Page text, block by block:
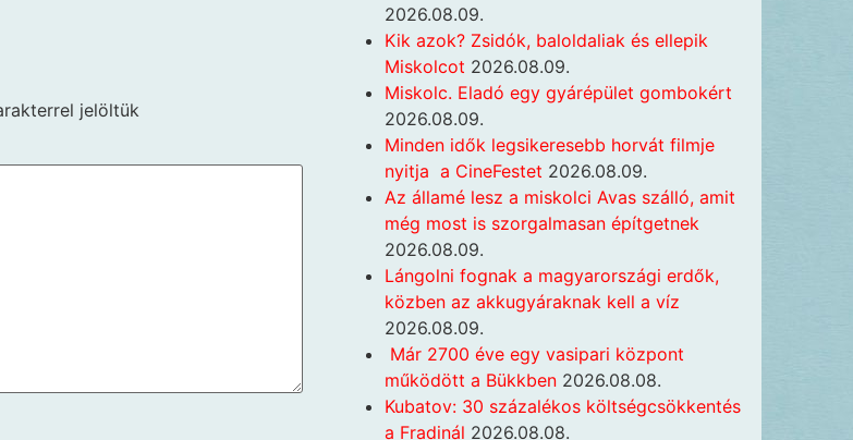
jelöltük
2026.08.09.
Kik azok? Zsidók, baloldaliak és ellepik
Miskolcot 2026.08.09.
Miskolc. Eladó egy gyárépület gombokért
2026.08.09.
Minden idők legsikeresebb horvát filmje
nyitja a CineFestet 2026.08.09.
Az államé lesz a miskolci Avas szálló, amit
még most is szorgalmasan építgetnek
2026.08.09.
Lángolni fognak a magyarországi erdők,
közben az akkugyáraknak kell a víz
2026.08.09.
Már 2700 éve egy vasipari központ
működött a Bükkben 2026.08.08.
Kubatov: 30 százalékos költségcsökkentés
a Fradinál 2026.08.08.